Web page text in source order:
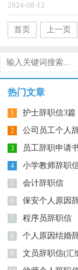
职信呢?下面是小
2024-08-12
首页 上一页
热门文章
1 护士辞职信3篇
2 公司员工个人
3 员工辞职申请
4 小学教师辞职
5 会计辞职信
6 保安个人原因
7 程序员辞职信
8 个人原因结婚
9 文员辞职信(汇